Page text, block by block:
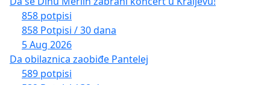
858 potpisi
858 Potpisi / 30 dana
5 Aug 2026
Da obilaznica zaobiđe Pantelej
589 potpisi